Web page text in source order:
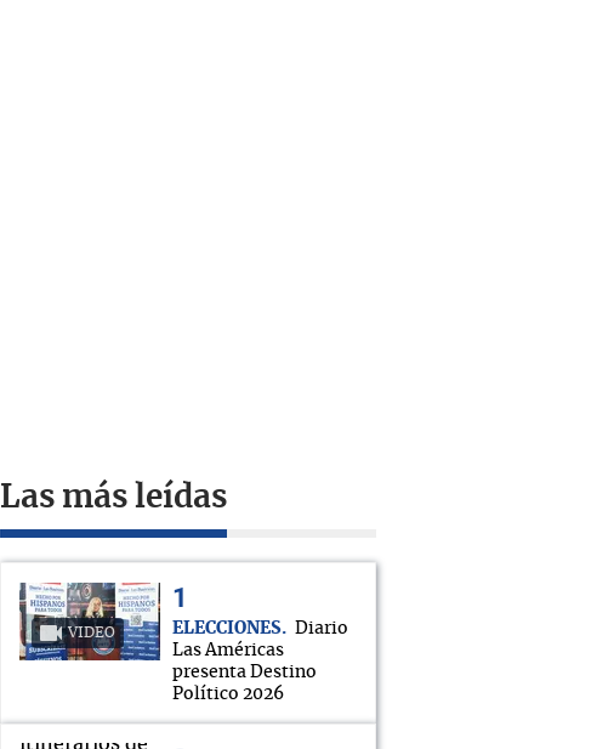
Las más leídas
VIDEO ELECCIONES
Diario
Las Américas
presenta Destino
Político 2026